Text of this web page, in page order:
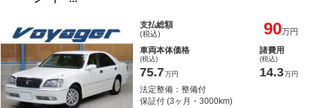
支払総額
(税込) 90万円
車両本体価格
(税込)
75.7万円
諸費用
(税込)
14.3万円
法定整備：整備付
保証付 (3ヶ月・3000km)